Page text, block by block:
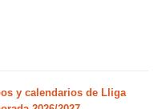
y calendarios de Lliga